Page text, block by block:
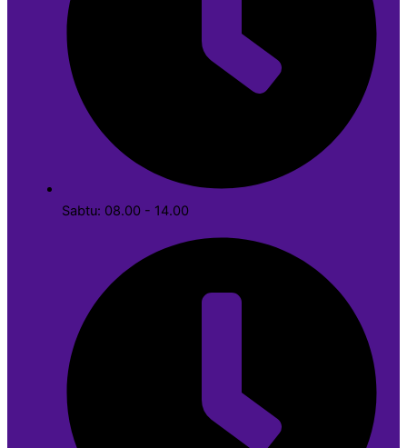
Sabtu: 08.00 - 14.00